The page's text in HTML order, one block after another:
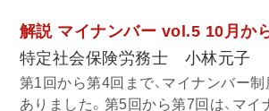
解説 マイナンバー vol.5 10月か
特定社会保険労務士 小林元子
第1回から第4回まで、マイナンバー
ありました。第5回から第7回は、マ